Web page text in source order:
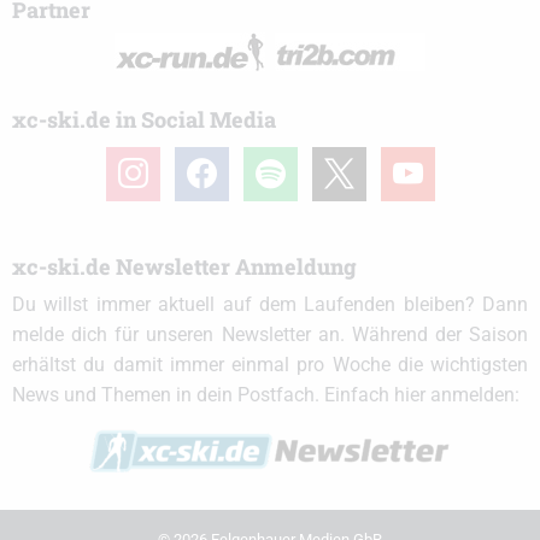
Partner
xc-ski.de in Social Media
instagramfacebook spotify youtube
xc-ski.de Newsletter Anmeldung
Du willst immer aktuell auf dem Laufenden bleiben? Dann
melde dich für unseren Newsletter an. Während der Saison
erhältst du damit immer einmal pro Woche die wichtigsten
News und Themen in dein Postfach. Einfach hier anmelden: